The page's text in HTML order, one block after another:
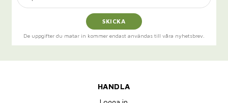
SKICKA
De uppgifter du matar in kommer endast användas till våra nyhetsbrev.
HANDLA